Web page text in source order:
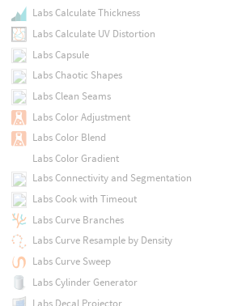
Labs Calculate Thickness
Labs Calculate UV Distortion
Labs Capsule
Labs Chaotic Shapes
Labs Clean Seams
Labs Color Adjustment
Labs Color Blend
Labs Color Gradient
Labs Connectivity and Segmentation
Labs Cook with Timeout
Labs Curve Branches
Labs Curve Resample by Density
Labs Curve Sweep
Labs Cylinder Generator
Labs Decal Projector